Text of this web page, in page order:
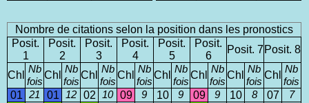
Nombre de citations selon la position dans les pronostics
Posit.
1
Posit.
2
Posit.
3
Posit.
4
Posit.
5
Posit.
6
Posit. 7 Posit. 8
Chl Nb
fois
Chl Nb
fois
Chl Nb
fois
Chl Nb
fois
Chl Nb
fois
Chl Nb
fois
Chl Nb
fois
Chl Nb
fois
01 21 01 12 02 10 09 9 10 9 09 9 10 8 07 7